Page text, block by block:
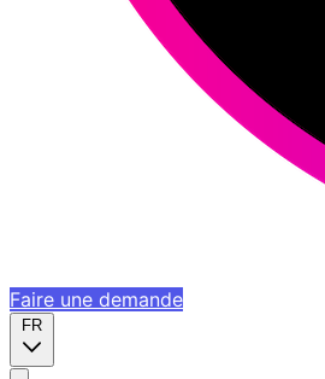
Faire une demande
FR